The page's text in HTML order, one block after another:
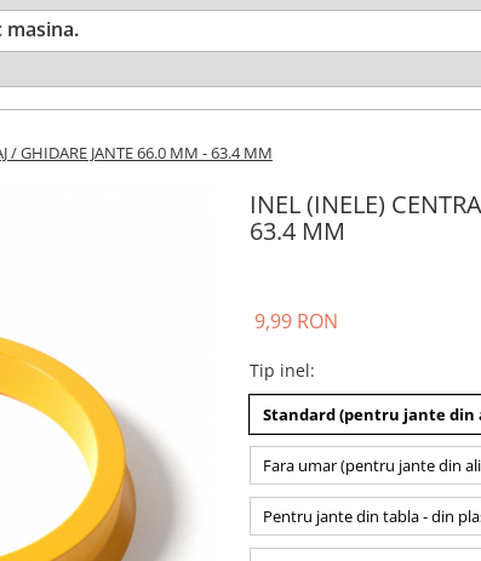
masina.
/ GHIDARE JANTE 66.0 MM - 63.4 MM
INEL (INELE)
63.4 MM
9,99 RON
Tip inel:
Standard (pentru jante din
Fara umar (pentru jante din
Pentru jante din tabla - din